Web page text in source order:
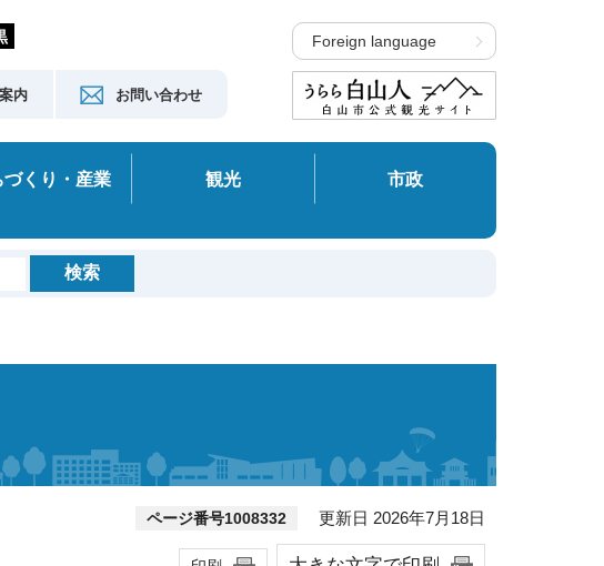
内 お問い合わせ
Foreign language
づくり・産業 観光 市政
ページ番号1008332 更新日 2026年7月18日